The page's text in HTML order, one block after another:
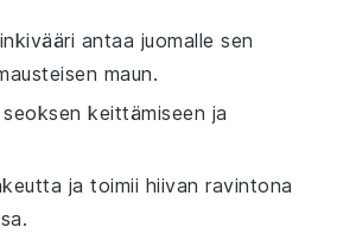
antaa juomalle sen
maun.
keittämiseen ja
ja toimii hiivan ravintona